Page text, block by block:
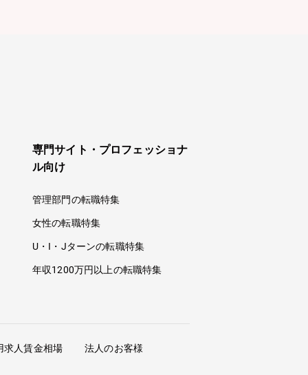
専門サイト・プロフェッショナ
ル向け
管理部門の転職特集
女性の転職特集
U・I・Jターンの転職特集
年収1200万円以上の転職特集
求人賃金相場 法人のお客様